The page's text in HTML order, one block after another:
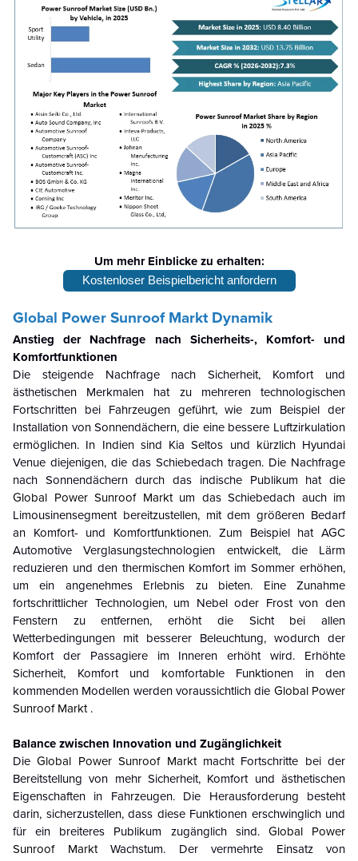
Um mehr Einblicke zu erhalten:
Kostenloser Beispielbericht anfordern
Global Power Sunroof Markt Dynamik
Anstieg der Nachfrage nach Sicherheits-, Komfort- und
Komfortfunktionen
Die steigende Nachfrage nach Sicherheit, Komfort und
ästhetischen Merkmalen hat zu mehreren technologischen
Fortschritten bei Fahrzeugen geführt, wie zum Beispiel der
Installation von Sonnendächern, die eine bessere Luftzirkulation
ermöglichen. In Indien sind Kia Seltos und kürzlich Hyundai
Venue diejenigen, die das Schiebedach tragen. Die Nachfrage
nach Sonnendächern durch das indische Publikum hat die
Global Power Sunroof Marktum das Schiebedach auch im
Limousinensegment bereitzustellen, mit dem größeren Bedarf
an Komfort- und Komfortfunktionen. Zum Beispiel hat AGC
Automotive Verglasungstechnologien entwickelt, die Lärm
reduzieren und den thermischen Komfort im Sommer erhöhen,
um ein angenehmes Erlebnis zu bieten. Eine Zunahme
fortschrittlicher Technologien, um Nebel oder Frost von den
Fenstern zu entfernen, erhöht die Sicht bei allen
Wetterbedingungen mit besserer Beleuchtung, wodurch der
Komfort der Passagiere im Inneren erhöht wird. Erhöhte
Sicherheit, Komfort und komfortable Funktionen in den
kommenden Modellen werden voraussichtlich die Global Power
Sunroof Markt .
Balance zwischen Innovation und Zugänglichkeit
DieGlobal Power Sunroof Markt macht Fortschritte bei der
Bereitstellung von mehr Sicherheit, Komfort und ästhetischen
Eigenschaften in Fahrzeugen. Die Herausforderung besteht
darin, sicherzustellen, dass diese Funktionen erschwinglich und
für ein breiteres Publikum zugänglich sind. Global Power
Sunroof MarktWachstum. Der vermehrte Einsatz von